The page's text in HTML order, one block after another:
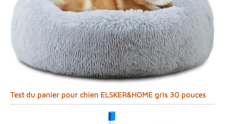
Test du panier pour chien ELSKER&HOME gris 30 pouces